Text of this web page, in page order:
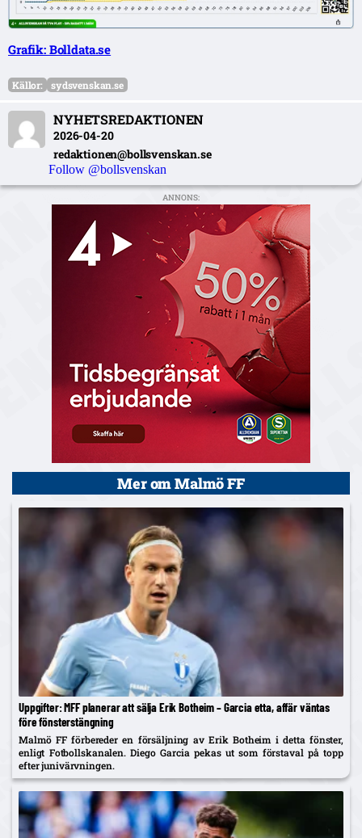
Grafik: Bolldata.se
Källor: sydsvenskan.se
NYHETSREDAKTIONEN
2026-04-20
redaktionen@bollsvenskan.se
Follow @bollsvenskan
ANNONS:
Mer om Malmö FF
Uppgifter: MFF planerar att sälja Erik Botheim – Garcia etta, affär väntas
före fönsterstängning
Malmö FF förbereder en försäljning av Erik Botheim i detta fönster,
enligt Fotbollskanalen. Diego Garcia pekas ut som förstaval på topp
efter junivärvningen.